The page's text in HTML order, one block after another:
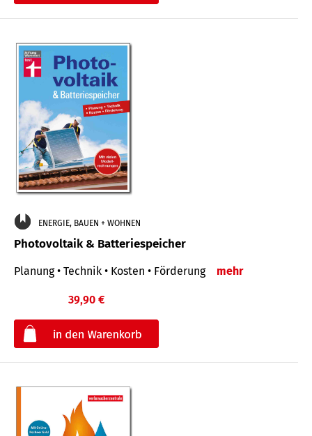
ENERGIE, BAUEN + WOHNEN
Photovoltaik & Batteriespeicher
Planung • Technik • Kosten • Förderung mehr
39,90 €